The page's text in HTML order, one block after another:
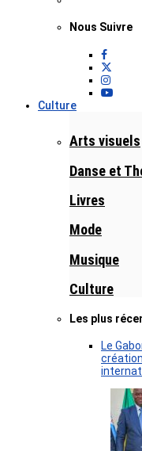
Nous Suivre
Culture
Arts visuels
Danse et
Livres
Mode
Musique
Culture
Les plus
Le